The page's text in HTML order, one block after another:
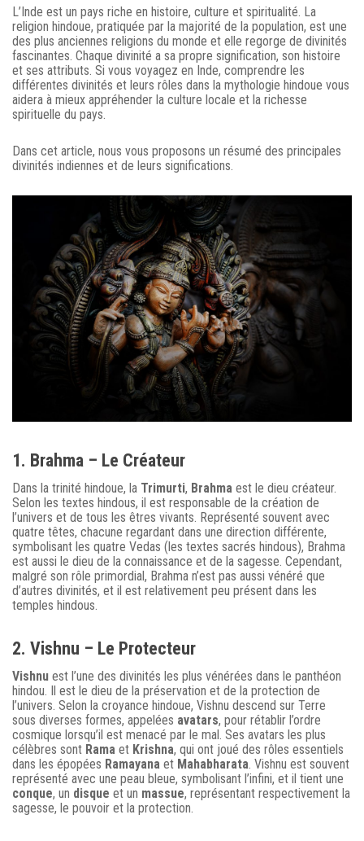
L’Inde est un pays riche en histoire, culture et spiritualité. La
religion hindoue, pratiquée par la majorité de la population, est une
des plus anciennes religions du monde et elle regorge de divinités
fascinantes. Chaque divinité a sa propre signification, son histoire
et ses attributs. Si vous voyagez en Inde, comprendre les
différentes divinités et leurs rôles dans la mythologie hindoue vous
aidera à mieux appréhender la culture locale et la richesse
spirituelle du pays.
Dans cet article, nous vous proposons un résumé des principales
divinités indiennes et de leurs significations.
1. Brahma – Le Créateur
Dans la trinité hindoue, la Trimurti, Brahma est le dieu créateur.
Selon les textes hindous, il est responsable de la création de
l’univers et de tous les êtres vivants. Représenté souvent avec
quatre têtes, chacune regardant dans une direction différente,
symbolisant les quatre Vedas (les textes sacrés hindous), Brahma
est aussi le dieu de la connaissance et de la sagesse. Cependant,
malgré son rôle primordial, Brahma n’est pas aussi vénéré que
d’autres divinités, et il est relativement peu présent dans les
temples hindous.
2. Vishnu – Le Protecteur
Vishnu est l’une des divinités les plus vénérées dans le panthéon
hindou. Il est le dieu de la préservation et de la protection de
l’univers. Selon la croyance hindoue, Vishnu descend sur Terre
sous diverses formes, appelées avatars, pour rétablir l’ordre
cosmique lorsqu’il est menacé par le mal. Ses avatars les plus
célèbres sont Rama et Krishna, qui ont joué des rôles essentiels
dans les épopées Ramayana et Mahabharata . Vishnu est souvent
représenté avec une peau bleue, symbolisant l’infini, et il tient une
conque, un disque et un massue, représentant respectivement la
sagesse, le pouvoir et la protection.